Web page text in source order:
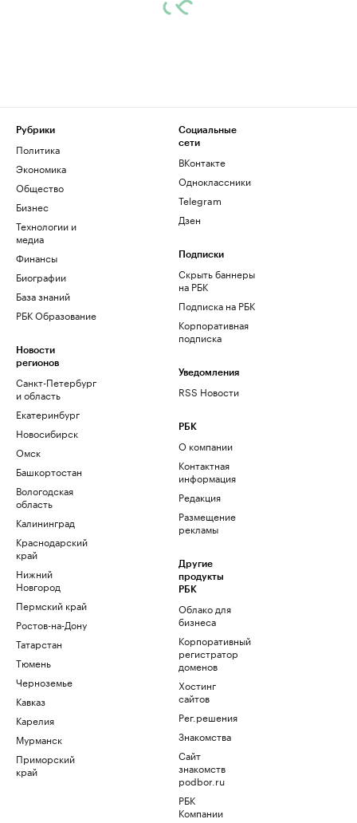
Рубрики
Политика
Экономика
Общество
Бизнес
Технологии и
медиа
Финансы
Биографии
База знаний
РБК Образование
Новости
регионов
Санкт-Петербург
и область
Екатеринбург
Новосибирск
Омск
Башкортостан
Вологодская
область
Калининград
Краснодарский
край
Нижний
Новгород
Пермский край
Ростов-на-Дону
Татарстан
Тюмень
Черноземье
Кавказ
Карелия
Мурманск
Приморский
край
Социальные
сети
ВКонтакте
Одноклассники
Telegram
Дзен
Подписки
Скрыть баннеры
на РБК
Подписка на РБК
Корпоративная
подписка
Уведомления
RSS Новости
РБК
О компании
Контактная
информация
Редакция
Размещение
рекламы
Другие
продукты
РБК
Облако для
бизнеса
Корпоративный
регистратор
доменов
Хостинг
сайтов
Рег.решения
Знакомства
Сайт
знакомств
podbor.ru
РБК
Компании